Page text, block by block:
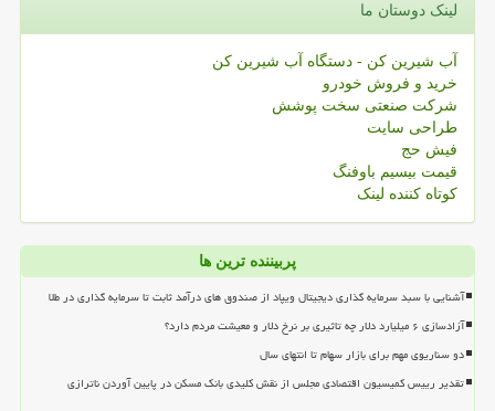
لینک دوستان ما
آب شیرین کن - دستگاه آب شیرین کن
خرید و فروش خودرو
شرکت صنعتی سخت پوشش
طراحی سایت
فیش حج
قیمت بیسیم باوفنگ
کوتاه کننده لینک
پربیننده ترین ها
آشنایی با سبد سرمایه گذاری دیجیتال ویپاد از صندوق های درآمد ثابت تا سرمایه گذاری در طلا
آزادسازی ۶ میلیارد دلار چه تاثیری بر نرخ دلار و معیشت مردم دارد؟
دو سناریوی مهم برای بازار سهام تا انتهای سال
تقدیر رییس کمیسیون اقتصادی مجلس از نقش کلیدی بانک مسکن در پایین آوردن ناترازی